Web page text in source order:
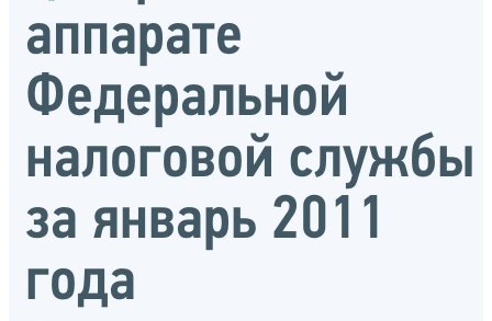
аппарате
Федеральной
налоговой службы
за январь 2011
года